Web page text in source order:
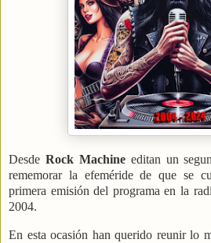
Desde Rock Machineeditan un
rememorar la efeméride de que se
primera emisión del programa en la
2004.
En esta ocasión han querido reunir lo